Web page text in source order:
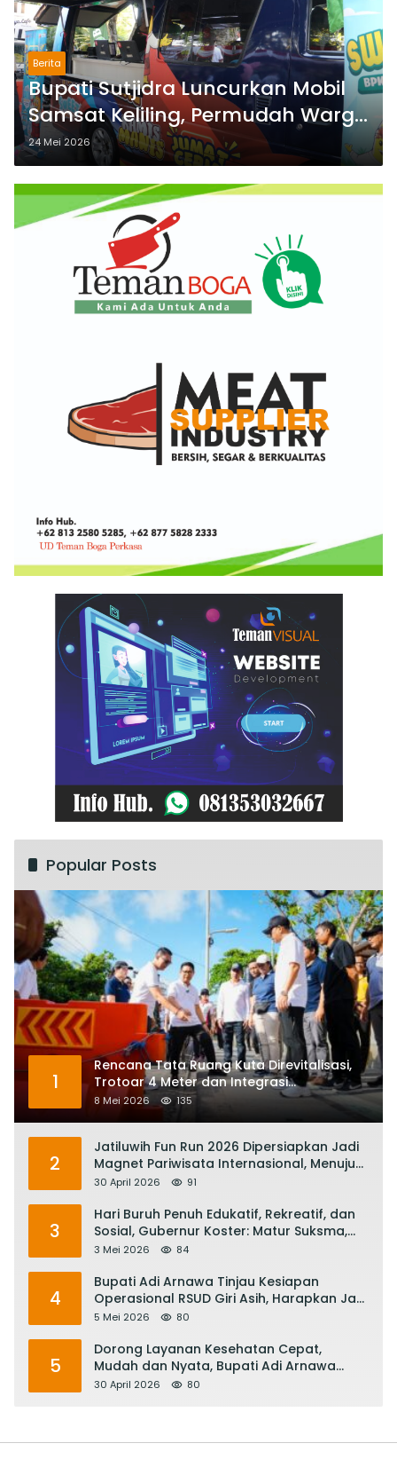
Berita
Bupati Sutjidra Luncurkan Mobil
Samsat Keliling, Permudah Warga
Buleleng Bayar Pajak Kendaraan
24 Mei 2026
Popular Posts
1
Rencana Tata Ruang Kuta Direvitalisasi,
Trotoar 4 Meter dan Integrasi
Transportasi Listrik
8 Mei 2026 135
2
Jatiluwih Fun Run 2026 Dipersiapkan Jadi
Magnet Pariwisata Internasional, Menuju
Satu Abad Pariwisata Bali
30 April 2026 91
3
Hari Buruh Penuh Edukatif, Rekreatif, dan
Sosial, Gubernur Koster: Matur Suksma,
Keringat Pekerja Mesin Ekonomi Bali
3 Mei 2026 84
4
Bupati Adi Arnawa Tinjau Kesiapan
Operasional RSUD Giri Asih, Harapkan Jadi
RS Rujukan Terbaik
5 Mei 2026 80
5
Dorong Layanan Kesehatan Cepat,
Mudah dan Nyata, Bupati Adi Arnawa
Evaluasi ‘Mantap Nak Badung’
30 April 2026 80